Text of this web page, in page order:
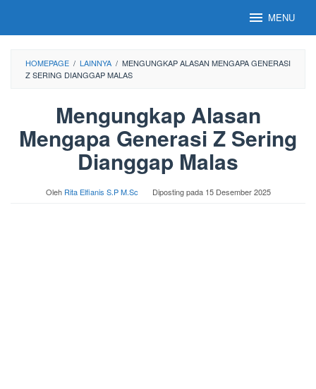
MENU
HOMEPAGE / LAINNYA / MENGUNGKAP ALASAN MENGAPA GENERASI
Z SERING DIANGGAP MALAS
Mengungkap Alasan
Mengapa Generasi Z Sering
Dianggap Malas
Oleh Rita Elfianis S.P M.Sc Diposting pada 15 Desember 2025